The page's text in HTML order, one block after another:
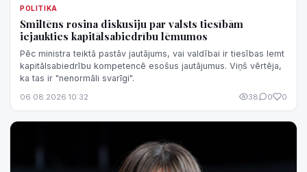
POLITIKA
Smiltēns rosina diskusiju par valsts tiesībām
iejaukties kapitālsabiedrību lēmumos
Pēc ministra teiktā pastāv jautājums, vai valdībai ir tiesības lemt
kapitālsabiedrību kompetencē esošus jautājumus. Viņš vērtēja,
ka tas ir "nenormāli svarīgi".
06.08.2026 10:32 38 0 0